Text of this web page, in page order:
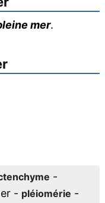
mer.
-
- pléiomérie -